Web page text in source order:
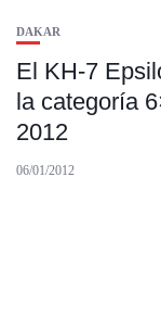
DAKAR
El KH-7
la categoría
2012
06/01/2012